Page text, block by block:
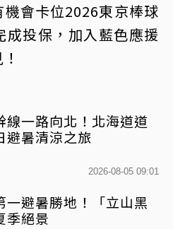
會卡位2026東京棒球
投保，加入藍色應援
線一路向北！北海道道
避暑清涼之旅
2026-08-05 09:01
一避暑勝地！「立山黑
季絕景